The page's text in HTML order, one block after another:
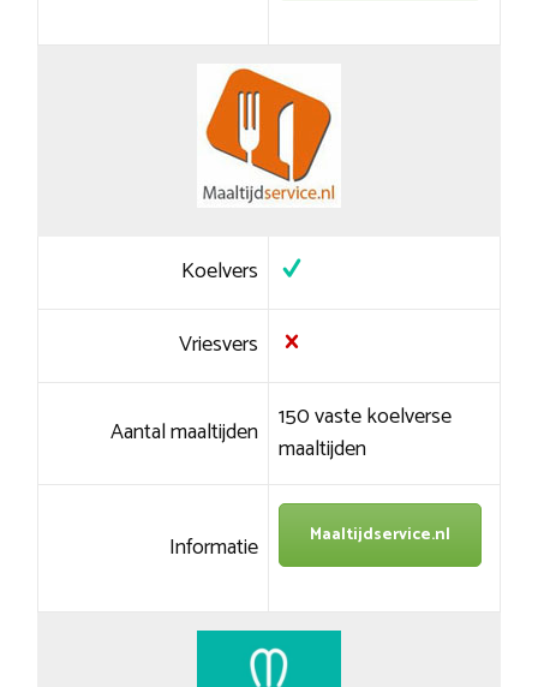
Koelvers
Vriesvers
Aantal maaltijden 150 vaste koelverse
maaltijden
Informatie Maaltijdservice.nl